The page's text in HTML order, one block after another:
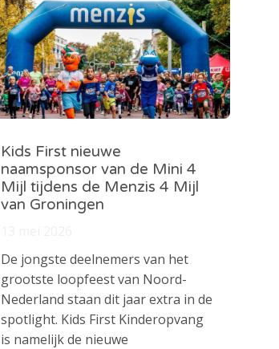
Kids First nieuwe
naamsponsor van de Mini 4
Mijl tijdens de Menzis 4 Mijl
van Groningen
De jongste deelnemers van het
grootste loopfeest van Noord-
Nederland staan dit jaar extra in de
spotlight. Kids First Kinderopvang
is namelijk de nieuwe